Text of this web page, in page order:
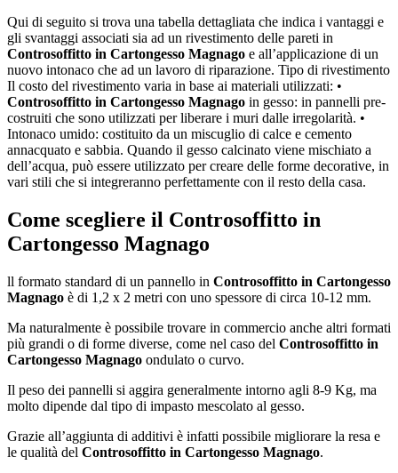
Qui di seguito si trova una tabella dettagliata che indica i vantaggi e
gli svantaggi associati sia ad un rivestimento delle pareti in
Controsoffitto in Cartongesso Magnago e all’applicazione di un
nuovo intonaco che ad un lavoro di riparazione. Tipo di rivestimento
Il costo del rivestimento varia in base ai materiali utilizzati: •
Controsoffitto in Cartongesso Magnago in gesso: in pannelli pre-
costruiti che sono utilizzati per liberare i muri dalle irregolarità. •
Intonaco umido: costituito da un miscuglio di calce e cemento
annacquato e sabbia. Quando il gesso calcinato viene mischiato a
dell’acqua, può essere utilizzato per creare delle forme decorative, in
vari stili che si integreranno perfettamente con il resto della casa.
Come scegliere il Controsoffitto in
Cartongesso Magnago
ll formato standard di un pannello in Controsoffitto in Cartongesso
Magnago è di 1,2 x 2 metri con uno spessore di circa 10-12 mm.
Ma naturalmente è possibile trovare in commercio anche altri formati
più grandi o di forme diverse, come nel caso del Controsoffitto in
Cartongesso Magnago ondulato o curvo.
Il peso dei pannelli si aggira generalmente intorno agli 8-9 Kg, ma
molto dipende dal tipo di impasto mescolato al gesso.
Grazie all’aggiunta di additivi è infatti possibile migliorare la resa e
le qualità del Controsoffitto in Cartongesso Magnago.